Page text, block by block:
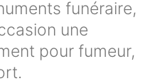
funéraire,
une
pour fumeur,